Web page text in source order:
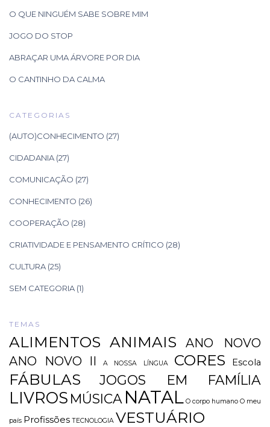
O QUE NINGUÉM SABE SOBRE MIM
JOGO DO STOP
ABRAÇAR UMA ÁRVORE POR DIA
O CANTINHO DA CALMA
CATEGORIAS
(AUTO)CONHECIMENTO (27)
CIDADANIA (27)
COMUNICAÇÃO (27)
CONHECIMENTO (26)
COOPERAÇÃO (28)
CRIATIVIDADE E PENSAMENTO CRÍTICO (28)
CULTURA (25)
SEM CATEGORIA (1)
TEMAS
ALIMENTOS ANIMAIS
ANO NOVO
ANO NOVO II
A NOSSA LÍNGUA CORES Escola
FÁBULAS JOGOS EM FAMÍLIA
LIVROS MÚSICA NATAL O corpo humano O meu
país Profissões TECNOLOGIA VESTUÁRIO